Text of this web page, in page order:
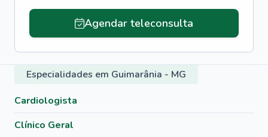
Agendar teleconsulta
Especialidades em Guimarânia - MG
Cardiologista
Clínico Geral